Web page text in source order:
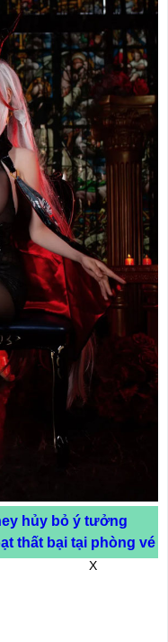
hủy bỏ ý tưởng
thất bại tại phòng vé
X